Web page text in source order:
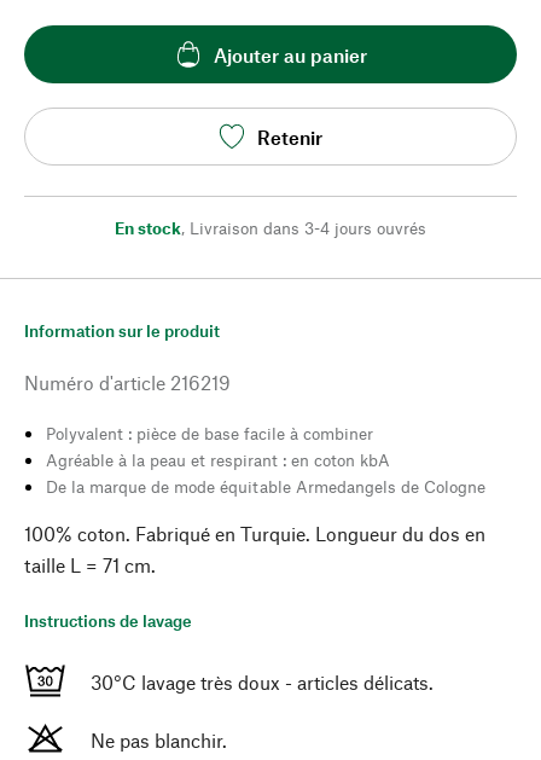
Ajouter au panier
Retenir
En stock, Livraison dans 3-4 jours ouvrés
Information sur le produit
Numéro d'article 216219
Polyvalent : pièce de base facile à combiner
Agréable à la peau et respirant : en coton kbA
De la marque de mode équitable Armedangels de Cologne
100% coton. Fabriqué en Turquie. Longueur du dos en
taille L = 71 cm.
Instructions de lavage
30°C lavage très doux - articles délicats.
Ne pas blanchir.